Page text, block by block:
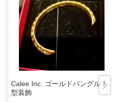
Calee Inc. ゴールドバングル 星
型装飾